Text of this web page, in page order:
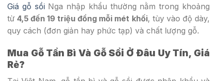
Giá gỗ sồi Nga nhập khẩu thường nằm trong khoảng
từ 4,5 đến 19 triệu đồng mỗi mét khối, tùy vào độ dày,
quy cách (đơn giản hay phức tạp) và chất lượng gỗ.
Mua Gỗ Tần Bì Và Gỗ Sồi Ở Đâu Uy Tín, Giá
Rẻ?